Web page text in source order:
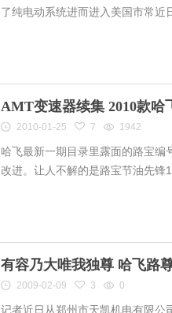
了纯电动系统进而进入美国市常近
AMT变速器续集 2010款哈
2010-01-25 7 1942
哈飞最新一期目录里露面的路宝编
改进。让人不解的是路宝节油先锋
有容乃大唯我独尊 哈飞路
2009-02-09 3 0
记者近日从郑州市天凯机电有限公